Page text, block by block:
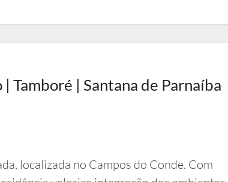
Tamboré | Santana de Parnaíba
localizada no Campos do Conde. Com